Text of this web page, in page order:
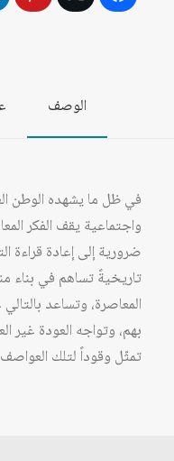
خلدون
في
بنيته
ومعناه
الوصف
في ظل ما يشهده الوطن
واجتماعية يقف الفكر
ضرورية إلى إعادة قراءة
تاريخيةً تساهم في بناء
المعاصرة، وتساعد
بهم، وتواجه العودة غير
تمثّل وقوداً لتلك العواصف